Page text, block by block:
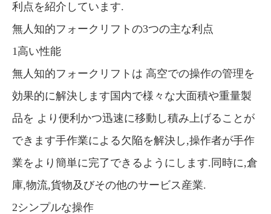
利点を紹介しています.
無人知的フォークリフトの3つの主な利点
1高い性能
無人知的フォークリフトは 高空での操作の管理を
効果的に解決します国内で様々な大面積や重量製
品を より便利かつ迅速に移動し積み上げることが
できます手作業による欠陥を解決し,操作者が手作
業をより簡単に完了できるようにします.同時に,倉
庫,物流,貨物及びその他のサービス産業.
2シンプルな操作